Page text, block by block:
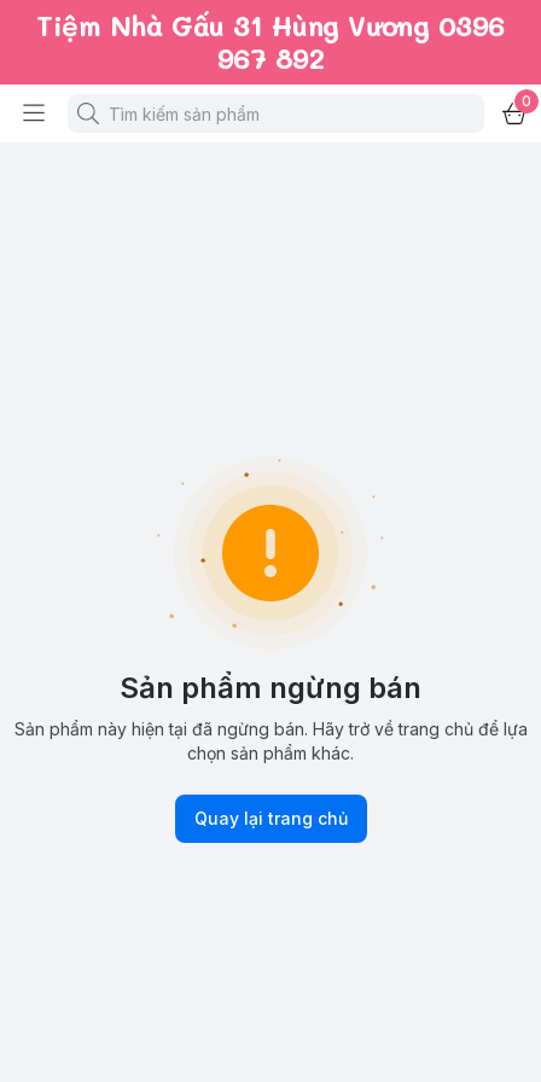
Tiệm Nhà Gấu 31 Hùng Vương 0396
967 892
0
Sản phẩm ngừng bán
Sản phẩm này hiện tại đã ngừng bán. Hãy trở về trang chủ để lựa
chọn sản phẩm khác.
Quay lại trang chủ